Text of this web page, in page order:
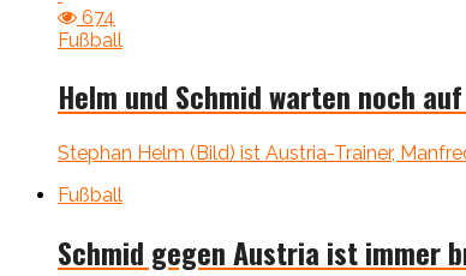
674
Fußball
Helm und Schmid warten noch
Stephan Helm (Bild) ist Austria-Trainer,
Fußball
Schmid gegen Austria ist immer